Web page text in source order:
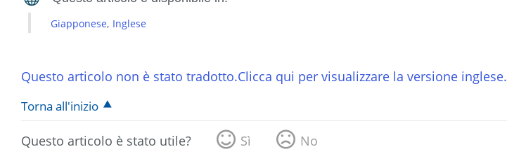
Giapponese Inglese
Questo articolo non è stato tradotto.Clicca qui per visualizzare la versione inglese.
Torna all'inizio
Questo articolo è stato utile? Sì No